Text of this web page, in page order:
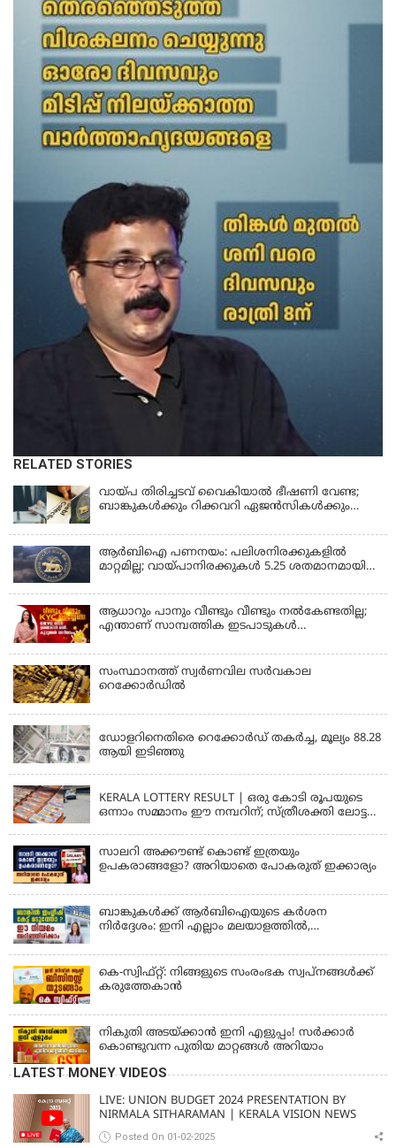
RELATED STORIES
വായ്പ തിരിച്ചടവ് വൈകിയാൽ ഭീഷണി വേണ്ട;
ബാങ്കുകൾക്കും റിക്കവറി ഏജൻസികൾക്കും
ഇഎംഐ മുടങ്ങിയാല്‍ സ്മാര്‍ട്ട് ഫോണ്‍ ലോക്ക്
ആകുമോ? ആര്‍ബിഐയുടെ പുതിയ
നിര്‍ദേശങ്ങള്‍
ആർബിഐ പണനയം: പലിശനിരക്കുകളിൽ
മാറ്റമില്ല; വായ്പാനിരക്കുകൾ 5.25 ശതമാനമായി
ആധാറും പാനും വീണ്ടും വീണ്ടും നൽകേണ്ടതില്ല;
എന്താണ് സാമ്പത്തിക ഇടപാടുകൾ
സംസ്ഥാനത്ത് സ്വര്‍ണവില സര്‍വകാല
റെക്കോര്‍ഡില്‍
ഡോളറിനെതിരെ റെക്കോർഡ് തകർച്ച, മൂല്യം 88.28
ആയി ഇടിഞ്ഞു
KERALA LOTTERY RESULT | ഒരു കോടി രൂപയുടെ
ഒന്നാം സമ്മാനം ഈ നമ്പറിന്; സ്ത്രീശക്തി ലോട്ടറി
സാലറി അക്കൗണ്ട് കൊണ്ട് ഇത്രയും
ഉപകരാങ്ങളോ? അറിയാതെ പോകരുത് ഇക്കാര്യം
ബാങ്കുകൾക്ക് ആർബിഐയുടെ കർശന
നിർദ്ദേശം: ഇനി എല്ലാം മലയാളത്തിൽ,
കെ-സ്വിഫ്റ്റ്: നിങ്ങളുടെ സംരംഭക സ്വപ്നങ്ങൾക്ക്
കരുത്തേകാൻ
നികുതി അടയ്ക്കാൻ ഇനി എളുപ്പം! സർക്കാർ
കൊണ്ടുവന്ന പുതിയ മാറ്റങ്ങൾ അറിയാം
LATEST MONEY VIDEOS
LIVE: UNION BUDGET 2024 PRESENTATION BY
NIRMALA SITHARAMAN | KERALA VISION NEWS
Posted On 01-02-2025